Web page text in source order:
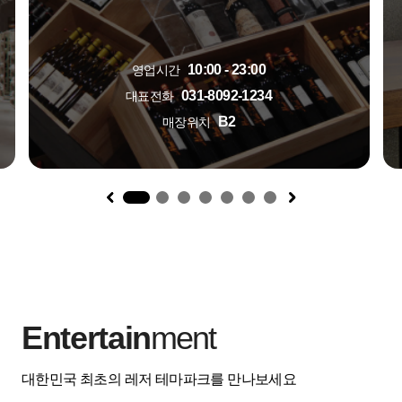
영업시간 10:00 - 23:00
대표전화 031-8092-1234
매장위치 B2
1
Entertainment
대한민국 최초의 레저 테마파크를 만나보세요